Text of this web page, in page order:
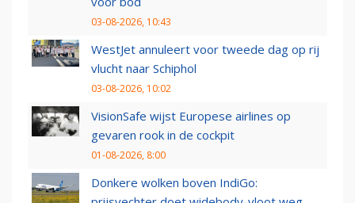
03-08-2026, 10:43
WestJet annuleert voor tweede dag op rij
vlucht naar Schiphol
03-08-2026, 10:02
VisionSafe wijst Europese airlines op
gevaren rook in de cockpit
01-08-2026, 8:00
Donkere wolken boven IndiGo: